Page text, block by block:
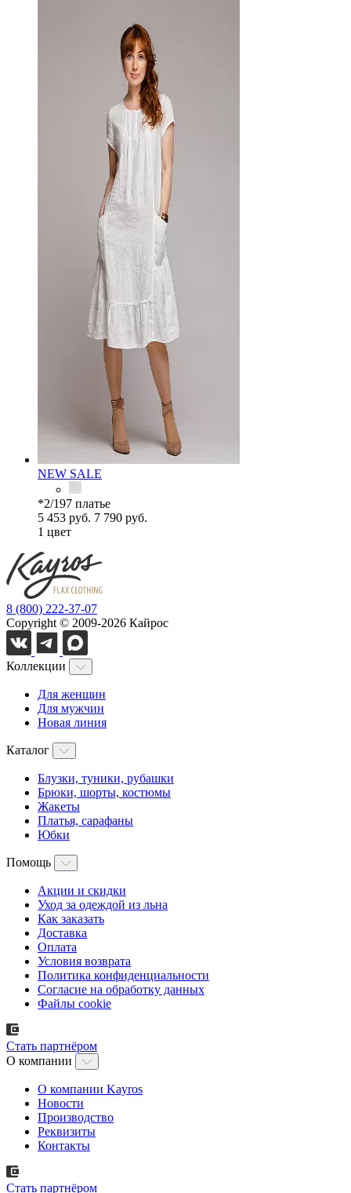
NEW SALE
*2/197 платье
5 453 руб. 7 790 руб.
1 цвет
8 (800) 222-37-07
Copyright © 2009-2026 Кайрос
Коллекции
Для женщин
Для мужчин
Новая линия
Каталог
Блузки, туники, рубашки
Брюки, шорты, костюмы
Жакеты
Платья, сарафаны
Юбки
Помощь
Акции и скидки
Уход за одеждой из льна
Как заказать
Доставка
Оплата
Условия возврата
Политика конфиденциальности
Согласие на обработку данных
Файлы cookie
Стать партнёром
О компании
О компании Kayros
Новости
Производство
Реквизиты
Контакты
Стать партнёром